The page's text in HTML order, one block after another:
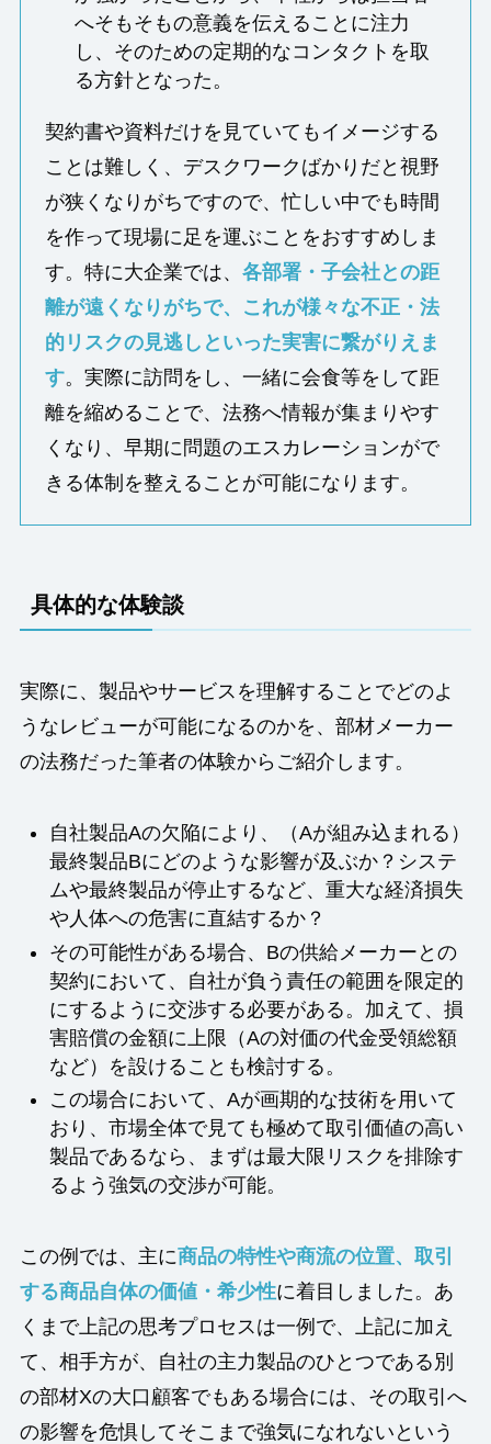
へそもそもの意義を伝えることに注力
し、そのための定期的なコンタクトを取
る方針となった。
契約書や資料だけを見ていてもイメージする
ことは難しく、デスクワークばかりだと視野
が狭くなりがちですので、忙しい中でも時間
を作って現場に足を運ぶことをおすすめしま
す。特に大企業では、各部署・子会社との距
離が遠くなりがちで、これが様々な不正・法
的リスクの見逃しといった実害に繋がりえま
す。実際に訪問をし、一緒に会食等をして距
離を縮めることで、法務へ情報が集まりやす
くなり、早期に問題のエスカレーションがで
きる体制を整えることが可能になります。
具体的な体験談
実際に、製品やサービスを理解することでどのよ
うなレビューが可能になるのかを、部材メーカー
の法務だった筆者の体験からご紹介します。
自社製品Aの欠陥により、（Aが組み込まれる）
最終製品Bにどのような影響が及ぶか？システ
ムや最終製品が停止するなど、重大な経済損失
や人体への危害に直結するか？
その可能性がある場合、Bの供給メーカーとの
契約において、自社が負う責任の範囲を限定的
にするように交渉する必要がある。加えて、損
害賠償の金額に上限（Aの対価の代金受領総額
など）を設けることも検討する。
この場合において、Aが画期的な技術を用いて
おり、市場全体で見ても極めて取引価値の高い
製品であるなら、まずは最大限リスクを排除す
るよう強気の交渉が可能。
この例では、主に商品の特性や商流の位置、取引
する商品自体の価値・希少性に着目しました。あ
くまで上記の思考プロセスは一例で、上記に加え
て、相手方が、自社の主力製品のひとつである別
の部材Xの大口顧客でもある場合には、その取引へ
の影響を危惧してそこまで強気になれないという